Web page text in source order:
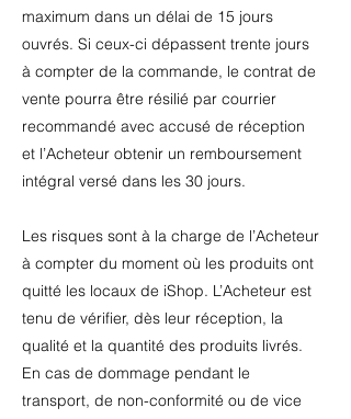
maximum dans un délai de 15 jours
ouvrés. Si ceux-ci dépassent trente jours
à compter de la commande, le contrat de
vente pourra être résilié par courrier
recommandé avec accusé de réception
et l’Acheteur obtenir un remboursement
intégral versé dans les 30 jours.
Les risques sont à la charge de l’Acheteur
à compter du moment où les produits ont
quitté les locaux de iShop. L’Acheteur est
tenu de vérifier, dès leur réception, la
qualité et la quantité des produits livrés.
En cas de dommage pendant le
transport, de non-conformité ou de vice